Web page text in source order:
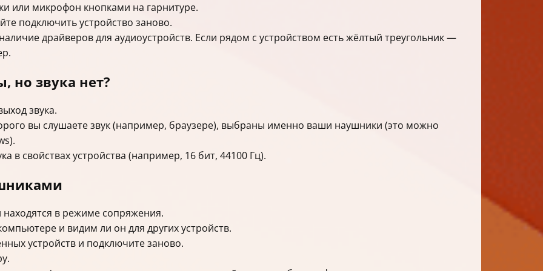
или микрофон кнопками на гарнитуре.
подключить устройство заново.
драйверов для аудиоустройств. Если рядом с устройством есть жёлтый треугольник —
но звука нет?
звука.
вы слушаете звук (например, браузере), выбраны именно ваши наушники (это можно
в свойствах устройства (например, 16 бит, 44100 Гц).
в режиме сопряжения.
и видим ли он для других устройств.
устройств и подключите заново.